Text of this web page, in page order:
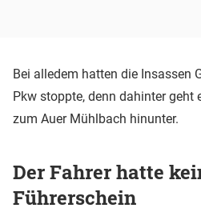
Bei alledem hatten die Insassen
Pkw stoppte, denn dahinter geht
zum Auer Mühlbach hinunter.
Der Fahrer hatte
Führerschein